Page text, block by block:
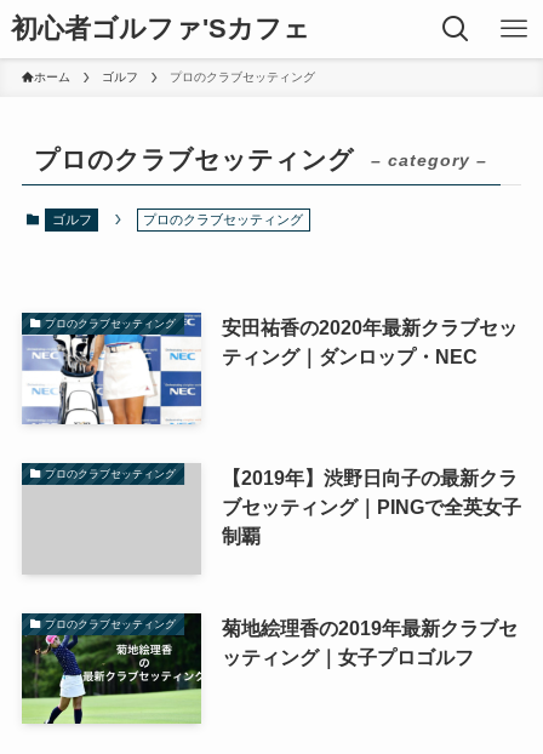
初心者ゴルファ'Sカフェ
ホーム ゴルフ プロのクラブセッティング
プロのクラブセッティング – category –
ゴルフ プロのクラブセッティング
プロのクラブセッティング
安田祐香の2020年最新クラブセッ
ティング｜ダンロップ・NEC
プロのクラブセッティング
【2019年】渋野日向子の最新クラ
ブセッティング｜PINGで全英女子
制覇
プロのクラブセッティング
菊地絵理香の2019年最新クラブセ
ッティング｜女子プロゴルフ